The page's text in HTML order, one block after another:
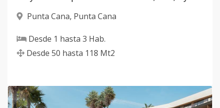
Punta Cana, Punta Cana
Desde 1 hasta 3 Hab.
Desde 50 hasta 118 Mt2